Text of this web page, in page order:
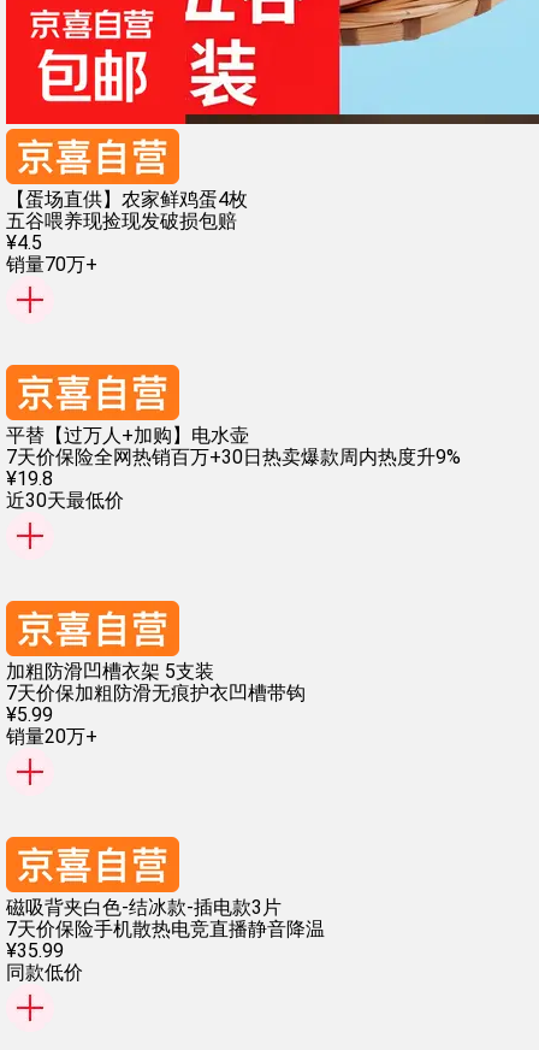
【蛋场直供】农家鲜鸡蛋4枚
五谷喂养现捡现发破损包赔
¥4.5
销量70万+
平替【过万人+加购】电水壶
7天价保险全网热销百万+30日热卖爆款周内热度升9%
¥19.8
近30天最低价
加粗防滑凹槽衣架 5支装
7天价保加粗防滑无痕护衣凹槽带钩
¥5.99
销量20万+
磁吸背夹白色-结冰款-插电款3片
7天价保险手机散热电竞直播静音降温
¥35.99
同款低价